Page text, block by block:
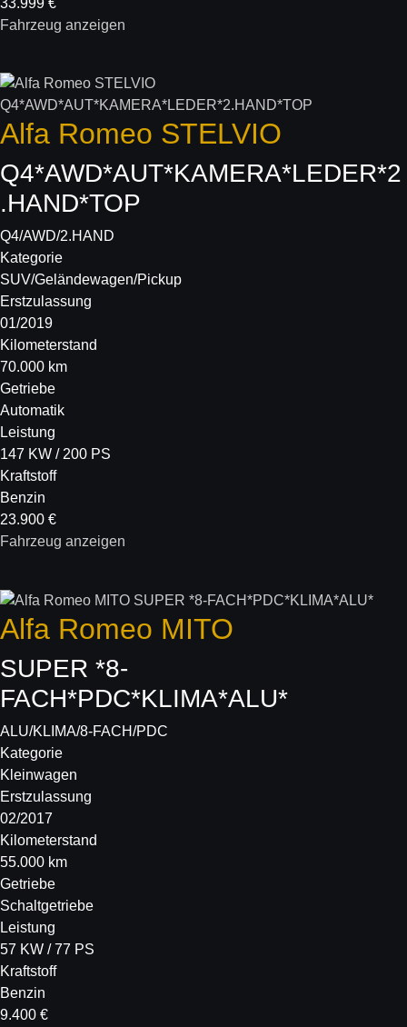
33.999 €
Fahrzeug anzeigen
Alfa Romeo STELVIO
Q4*AWD*AUT*KAMERA*LEDER*2
.HAND*TOP
Q4/AWD/2.HAND
Kategorie
SUV/Geländewagen/Pickup
Erstzulassung
01/2019
Kilometerstand
70.000 km
Getriebe
Automatik
Leistung
147 KW / 200 PS
Kraftstoff
Benzin
23.900 €
Fahrzeug anzeigen
Alfa Romeo MITO
SUPER *8-
FACH*PDC*KLIMA*ALU*
ALU/KLIMA/8-FACH/PDC
Kategorie
Kleinwagen
Erstzulassung
02/2017
Kilometerstand
55.000 km
Getriebe
Schaltgetriebe
Leistung
57 KW / 77 PS
Kraftstoff
Benzin
9.400 €